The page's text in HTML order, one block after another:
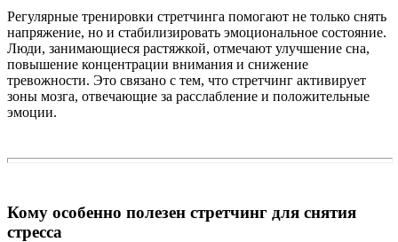
Регулярные тренировки стретчинга помогают не только снять
напряжение, но и стабилизировать эмоциональное состояние.
Люди, занимающиеся растяжкой, отмечают улучшение сна,
повышение концентрации внимания и снижение
тревожности. Это связано с тем, что стретчинг активирует
зоны мозга, отвечающие за расслабление и положительные
эмоции.
Кому особенно полезен стретчинг для снятия
стресса